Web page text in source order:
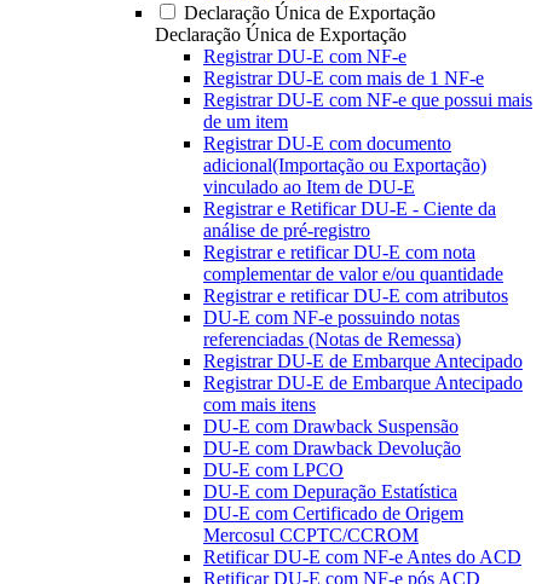
Declaração Única de Exportação
Declaração Única de Exportação
Registrar DU-E com NF-e
Registrar DU-E com mais de 1 NF-e
Registrar DU-E com NF-e que possui mais
de um item
Registrar DU-E com documento
adicional(Importação ou Exportação)
vinculado ao Item de DU-E
Registrar e Retificar DU-E - Ciente da
análise de pré-registro
Registrar e retificar DU-E com nota
complementar de valor e/ou quantidade
Registrar e retificar DU-E com atributos
DU-E com NF-e possuindo notas
referenciadas (Notas de Remessa)
Registrar DU-E de Embarque Antecipado
Registrar DU-E de Embarque Antecipado
com mais itens
DU-E com Drawback Suspensão
DU-E com Drawback Devolução
DU-E com LPCO
DU-E com Depuração Estatística
DU-E com Certificado de Origem
Mercosul CCPTC/CCROM
Retificar DU-E com NF-e Antes do ACD
Retificar DU-E com NF-e pós ACD